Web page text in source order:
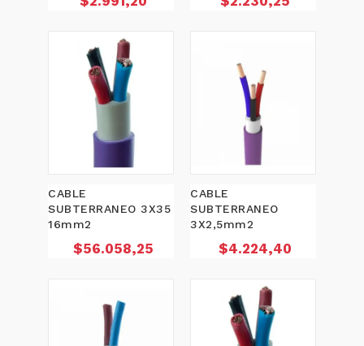
CABLE
SUBTERRANEO 3X35
16mm2
Precio
$56.058,25
CABLE
SUBTERRANEO
3X2,5mm2
Precio
$4.224,40